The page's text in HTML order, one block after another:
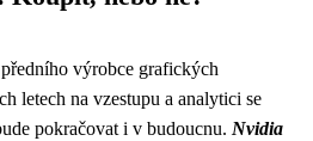
výrobce grafických
letech na vzestupu a analytici se
pokračovat i v budoucnu. Nvidia